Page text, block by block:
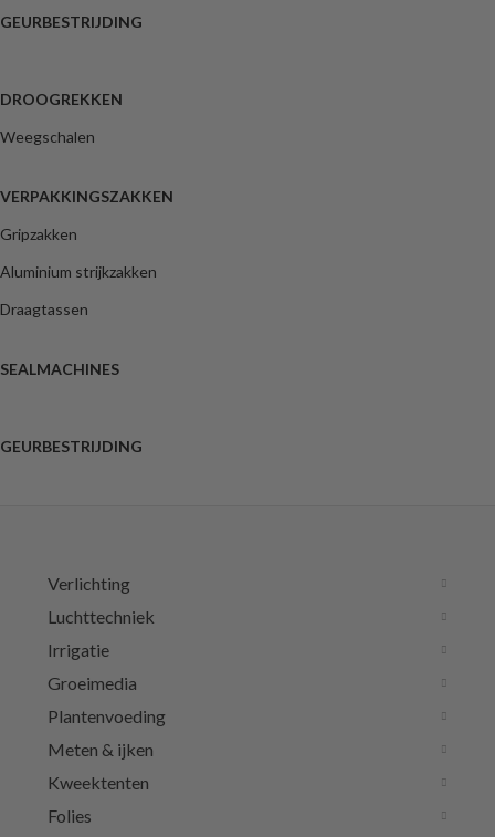
GEURBESTRIJDING
DROOGREKKEN
Weegschalen
VERPAKKINGSZAKKEN
Gripzakken
Aluminium strijkzakken
Draagtassen
SEALMACHINES
GEURBESTRIJDING
Verlichting
Luchttechniek
Irrigatie
Groeimedia
Plantenvoeding
Meten & ijken
Kweektenten
Folies